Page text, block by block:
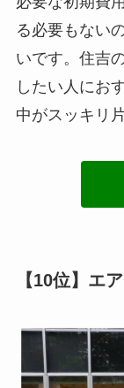
る必要もない
いです。住吉
したい人にお
中がスッキリ
【10位】エ